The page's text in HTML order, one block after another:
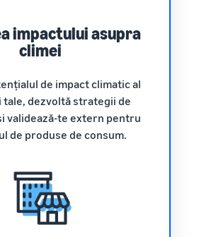
impactului asupra
climei
de impact climatic al
tale, dezvoltă strategii de
validează-te extern pentru
de produse de consum.